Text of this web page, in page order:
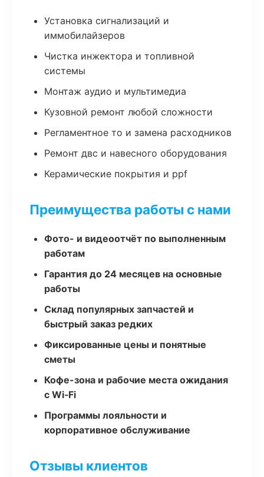
Установка сигнализаций и
иммобилайзеров
Чистка инжектора и топливной
системы
Монтаж аудио и мультимедиа
Кузовной ремонт любой сложности
Регламентное то и замена расходников
Ремонт двс и навесного оборудования
Керамические покрытия и ppf
Преимущества работы с нами
Фото- и видеоотчёт по выполненным
работам
Гарантия до 24 месяцев на основные
работы
Склад популярных запчастей и
быстрый заказ редких
Фиксированные цены и понятные
сметы
Кофе-зона и рабочие места ожидания
с Wi‑Fi
Программы лояльности и
корпоративное обслуживание
Отзывы клиентов